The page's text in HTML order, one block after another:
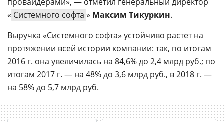
« Системного софта » Максим Тикуркин.
Выручка «Системного софта» устойчиво растет на
протяжении всей истории компании: так, по итогам
2016 г. она увеличилась на 84,6% до 2,4 млрд руб.; по
итогам 2017 г. — на 48% до 3,6 млрд руб., в 2018 г. —
на 58% до 5,7 млрд руб.